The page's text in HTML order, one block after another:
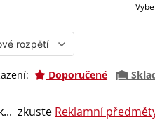
Doporučené
zkuste Reklamní